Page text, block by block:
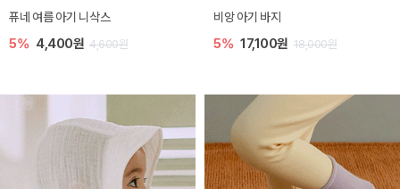
퓨네 여름 아기 니삭스
5% 4,400원 4,600원
비앙 아기 바지
5% 17,100원 18,000원